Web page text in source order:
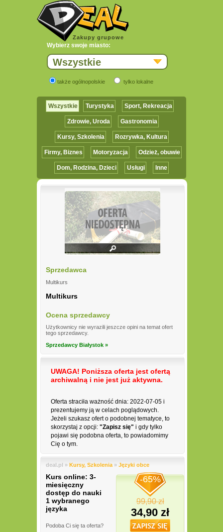
Zakupy grupowe
Wybierz swoje miasto:
Wszystkie
także ogólnopolskie tylko lokalne
Wszystkie Turystyka Sport, Rekreacja
Zdrowie, Uroda Gastronomia
Kursy, Szkolenia Rozrywka, Kultura
Firmy, Biznes Motoryzacja Odzież, obuwie
Dom, Rodzina, Dzieci Usługi Inne
Sprzedawca
Multikurs
Multikurs
Ocena sprzedawcy
Użytkownicy nie wyrazili jeszcze opini na temat ofert
tego sprzedawcy.
Sprzedawcy Białystok »
UWAGA! Poniższa oferta jest ofertą
archiwalną i nie jest już aktywna.
Oferta straciła ważność dnia: 2022-07-05 i
prezentujemy ją w celach poglądowych.
Jeżeli szukasz ofert o podobnej tematyce, to
skorzystaj z opcji: "Zapisz się" i gdy tylko
pojawi się podobna oferta, to powiadomimy
Cię o tym.
deal.pl » Kursy, Szkolenia » Języki obce
Kurs online: 3-
miesięczny
dostęp do nauki
1 wybranego
języka
Podoba Ci się ta oferta?
-65%
99,90 zł
34,90 zł